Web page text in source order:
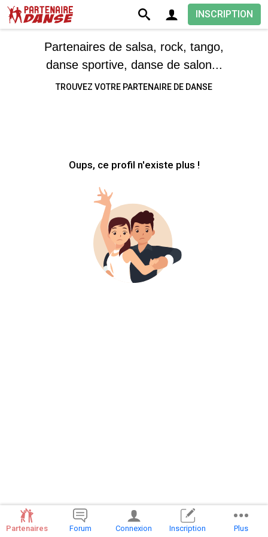
INSCRIPTION
Partenaires de salsa, rock, tango,
danse sportive, danse de salon...
TROUVEZ VOTRE PARTENAIRE DE DANSE
Oups, ce profil n'existe plus !
Partenaires Forum Connexion Inscription Plus